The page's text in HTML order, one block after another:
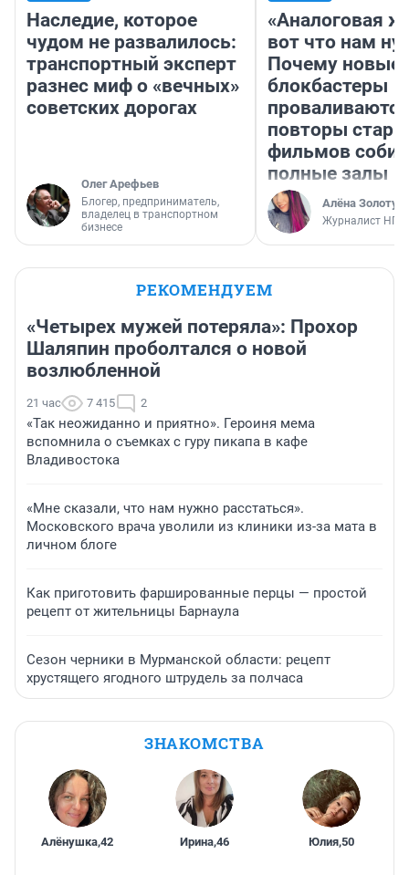
Наследие, которое
чудом не развалилось:
транспортный эксперт
разнес миф о «вечных»
советских дорогах
Олег Арефьев
Блогер, предприниматель,
владелец в транспортном
бизнесе
«Аналоговая
вот что нам
Почему новые
блокбастеры
повторы
фильмов
полные залы
Алёна
Журналист НГС
РЕКОМЕНДУЕМ
«Четырех мужей потеряла»: Прохор
Шаляпин проболтался о новой
возлюбленной
21 час 7 415 2
«Так неожиданно и приятно». Героиня мема
вспомнила о съемках с гуру пикапа в кафе
Владивостока
«Мне сказали, что нам нужно расстаться».
Московского врача уволили из клиники из-за мата в
личном блоге
Как приготовить фаршированные перцы — простой
рецепт от жительницы Барнаула
Сезон черники в Мурманской области: рецепт
хрустящего ягодного штрудель за полчаса
ЗНАКОМСТВА
Алёнушка,42 Ирина,46 Юлия,50